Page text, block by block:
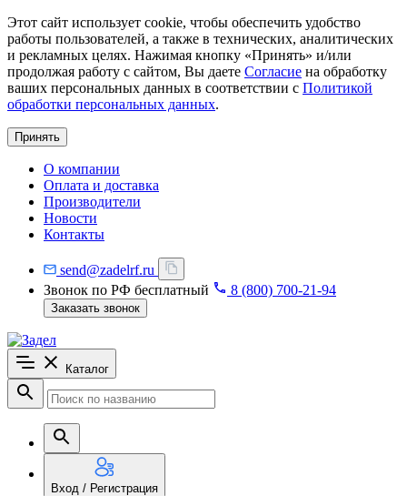
Этот сайт использует cookie, чтобы обеспечить удобство
работы пользователей, а также в технических, аналитических
и рекламных целях. Нажимая кнопку «Принять» и/или
продолжая работу с сайтом, Вы даете Согласие на обработку
ваших персональных данных в соответствии с Политикой
обработки персональных данных.
Принять
О компании
Оплата и доставка
Производители
Новости
Контакты
send@zadelrf.ru
Звонок по РФ бесплатный
8 (800) 700-21-94
Заказать звонок
Каталог
Вход / Регистрация